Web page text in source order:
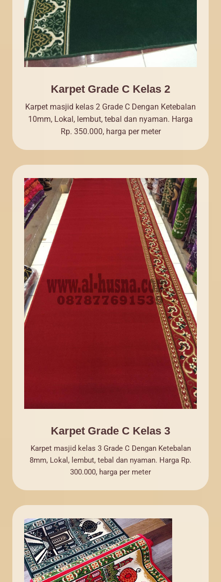
Karpet Grade C Kelas 2
Karpet masjid kelas 2 Grade C Dengan Ketebalan
10mm, Lokal, lembut, tebal dan nyaman. Harga
Rp. 350.000, harga per meter
Karpet Grade C Kelas 3
Karpet masjid kelas 3 Grade C Dengan Ketebalan
8mm, Lokal, lembut, tebal dan nyaman. Harga Rp.
300.000, harga per meter